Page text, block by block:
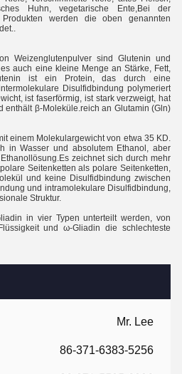
Mr. Lee
86-371-6383-5256
Huhn, vegetarische Ente,Bei der
werden die oben genannten
Weizenglutenpulver sind Glutenin und
auch eine kleine Menge an Stärke, Fett,
ist ein Protein, das durch eine
Disulfidbindung polymeriert
ist faserförmig, ist stark verzweigt, hat
enthält β-Moleküle.reich an Glutamin (Gln)
einem Molekulargewicht von etwa 35 KD.
in Wasser und absolutem Ethanol, aber
zeichnet sich durch mehr
Seitenketten als polare Seitenketten,
und keine Disulfidbindung zwischen
und intramolekulare Disulfidbindung,
Struktur.
in vier Typen unterteilt werden, von
und ω-Gliadin die schlechteste